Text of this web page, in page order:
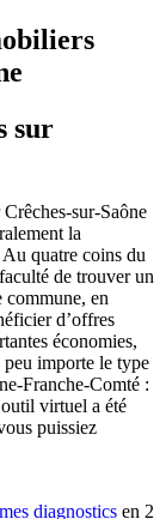
sur
sur-Saône
la
quatre coins du
de trouver un
commune, en
d’offres
économies,
peu importe le type
Franche-Comté :
virtuel a été
puissiez
diagnostics en 2